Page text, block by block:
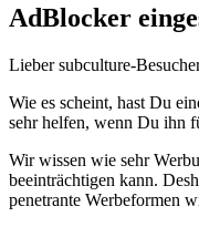
AdBlocker
Lieber subculture-
Wie es scheint, hast Du
sehr helfen, wenn Du ihn
Wir wissen wie sehr
beeinträchtigen kann.
penetrante Werbeformen